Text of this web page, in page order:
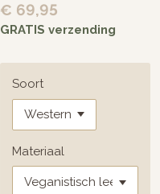
€ 69,95
GRATIS verzending
Soort
Materiaal